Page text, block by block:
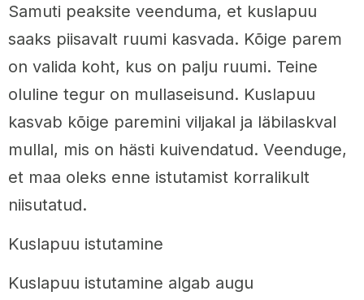
Samuti peaksite veenduma, et kuslapuu
saaks piisavalt ruumi kasvada. Kõige parem
on valida koht, kus on palju ruumi. Teine
oluline tegur on mullaseisund. Kuslapuu
kasvab kõige paremini viljakal ja läbilaskval
mullal, mis on hästi kuivendatud. Veenduge,
et maa oleks enne istutamist korralikult
niisutatud.
Kuslapuu istutamine
Kuslapuu istutamine algab augu